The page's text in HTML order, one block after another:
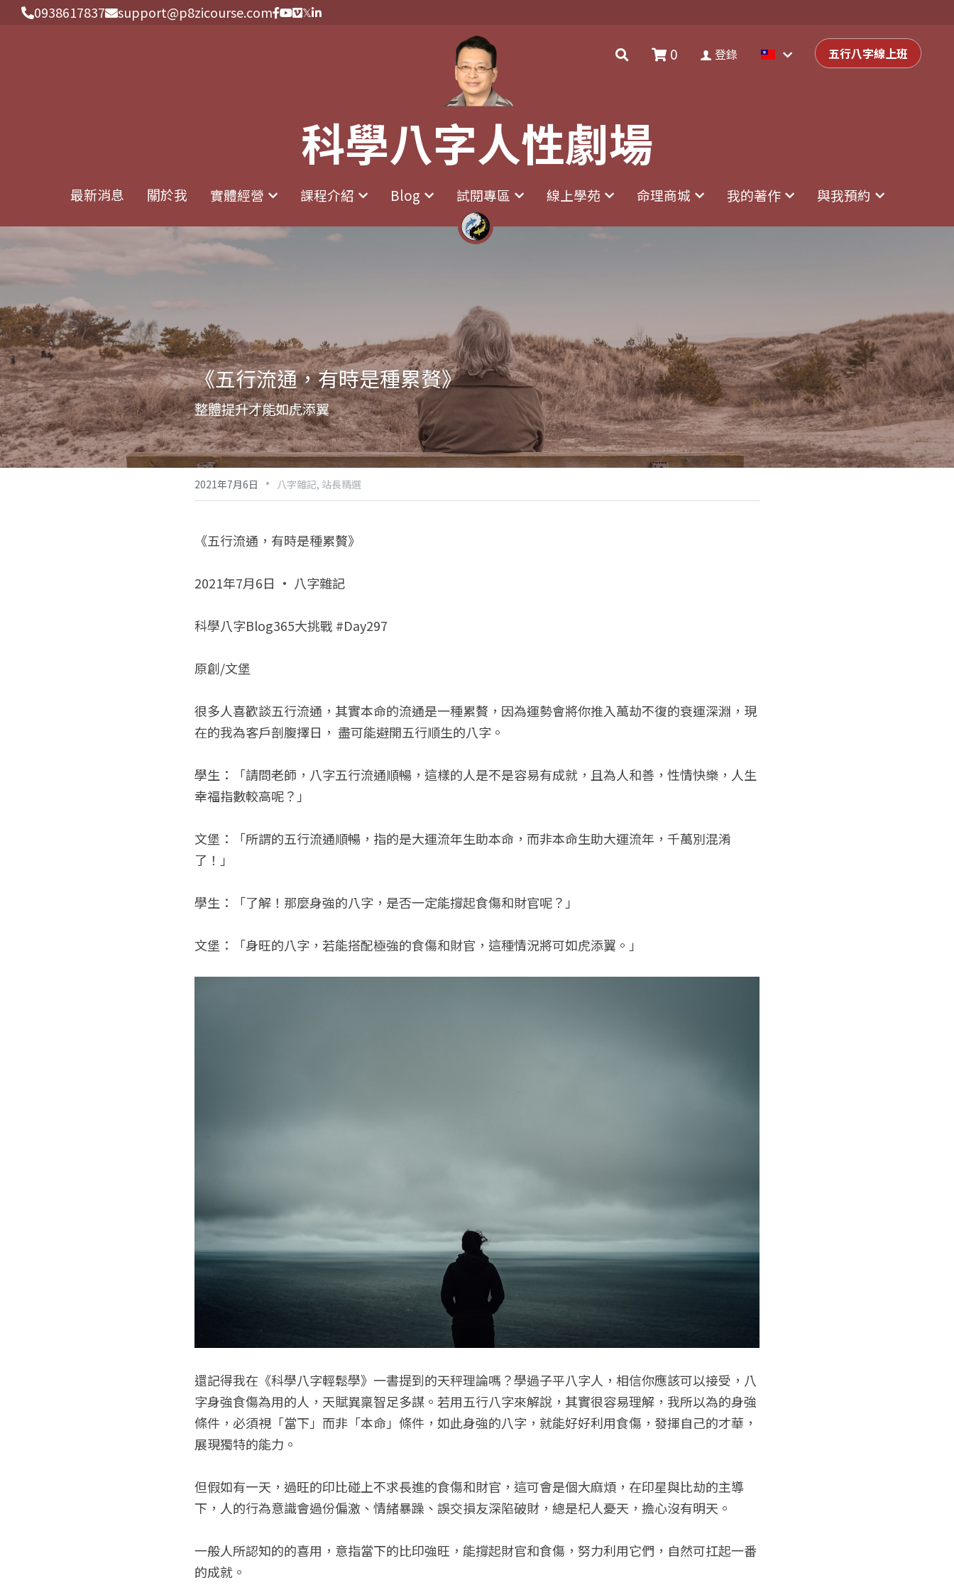
0938617837 support@p8zicourse.com
科學八字人性劇場
最新消息 關於我 實體經營 課程介紹 Blog 試閱專區 線上學苑 命理商城 我的著作 與我預約
0 登錄 五行八字線上班
0938617837 support@p8zicourse.com
科學八字人性劇場
最新消息 關於我 實體經營 課程介紹 Blog 試閱專區 線上學苑 命理商城 我的著作 與我預約
0 登錄 五行八字線上班
《五行流通，有時是種累贅》
整體提升才能如虎添翼
2021年7月6日 · 八字雜記, 站長精選
《五行流通，有時是種累贅》
2021年7月6日 · 八字雜記
科學八字Blog365大挑戰 #Day297
原創/文堡
很多人喜歡談五行流通，其實本命的流通是一種累贅，因為運勢會將你推入萬劫不復的衰運深淵，現
在的我為客戶剖腹擇日， 盡可能避開五行順生的八字。
學生：「請問老師，八字五行流通順暢，這樣的人是不是容易有成就，且為人和善，性情快樂，人生
幸福指數較高呢？」
文堡：「所謂的五行流通順暢，指的是大運流年生助本命，而非本命生助大運流年，千萬別混淆
了！」
學生：「了解！那麼身強的八字，是否一定能撐起食傷和財官呢？」
文堡：「身旺的八字，若能搭配極強的食傷和財官，這種情況將可如虎添翼。」
還記得我在《科學八字輕鬆學》一書提到的天秤理論嗎？學過子平八字人，相信你應該可以接受，八
字身強食傷為用的人，天賦異稟智足多謀。若用五行八字來解說，其實很容易理解，我所以為的身強
條件，必須視「當下」而非「本命」條件，如此身強的八字，就能好好利用食傷，發揮自己的才華，
展現獨特的能力。
但假如有一天，過旺的印比碰上不求長進的食傷和財官，這可會是個大麻煩，在印星與比劫的主導
下，人的行為意識會過份偏激、情緒暴躁、誤交損友深陷破財，總是杞人憂天，擔心沒有明天。
一般人所認知的的喜用，意指當下的比印強旺，能撐起財官和食傷，努力利用它們，自然可扛起一番
的成就。